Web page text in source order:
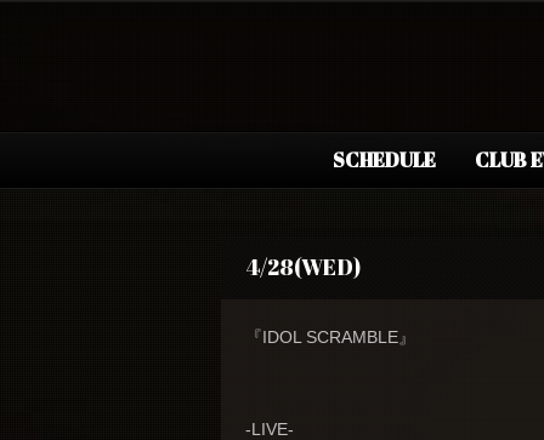
SCHEDULE CLUB
4/28(WED)
『IDOL SCRAMBLE』
-LIVE-